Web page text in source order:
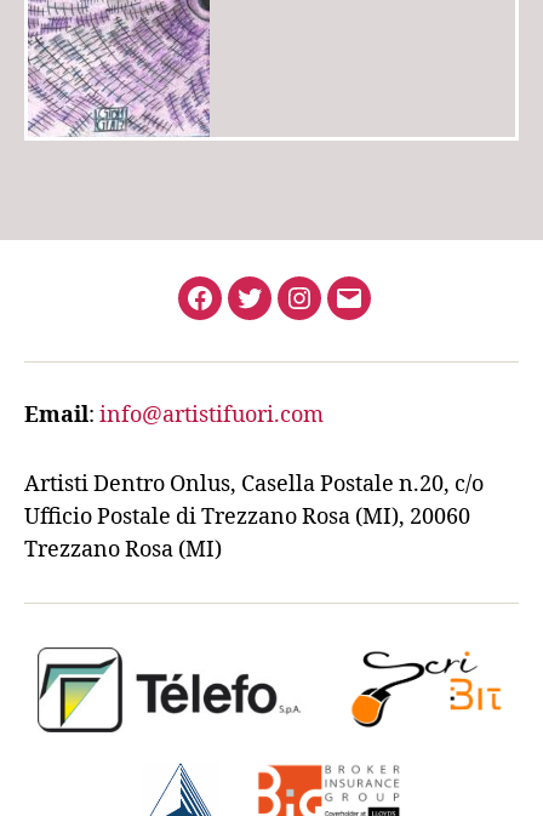
Facebook
TwitterInstagram
Email
Email: info@artistifuori.com
Artisti Dentro Onlus, Casella Postale n.20, c/o
Ufficio Postale di Trezzano Rosa (MI), 20060
Trezzano Rosa (MI)